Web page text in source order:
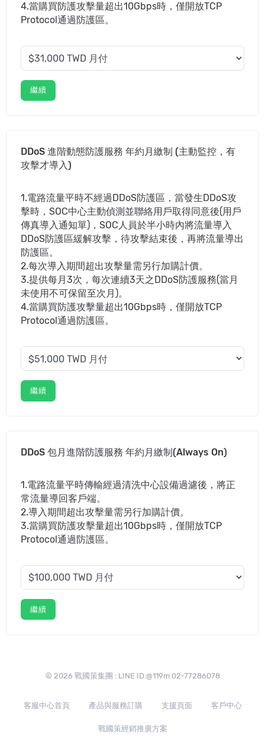
4.當購買防護攻擊量超出10Gbps時，僅開放TCP
Protocol通過防護區。
繼續
DDoS 進階動態防護服務 年約月繳制 (主動監控，有
攻擊才導入)
1.電路流量平時不經過DDoS防護區，當發生DDoS攻
擊時，SOC中心主動偵測並聯絡用戶取得同意後(用戶
傳真導入通知單)，SOC人員於半小時內將流量導入
DDoS防護區緩解攻擊，待攻擊結束後，再將流量導出
防護區。
2.每次導入期間超出攻擊量需另行加購計價。
3.提供每月3次，每次連續3天之DDoS防護服務(當月
未使用不可保留至次月)。
4.當購買防護攻擊量超出10Gbps時，僅開放TCP
Protocol通過防護區。
繼續
DDoS 包月進階防護服務 年約月繳制(Always On)
1.電路流量平時傳輸經過清洗中心設備過濾後，將正
常流量導回客戶端。
2.導入期間超出攻擊量需另行加購計價。
3.當購買防護攻擊量超出10Gbps時，僅開放TCP
Protocol通過防護區。
繼續
© 2026 戰國策集團 : LINE ID:@119m 02-77286078
客服中心首頁 產品與服務訂購 支援頁面 客戶中心
戰國策經銷推廣方案